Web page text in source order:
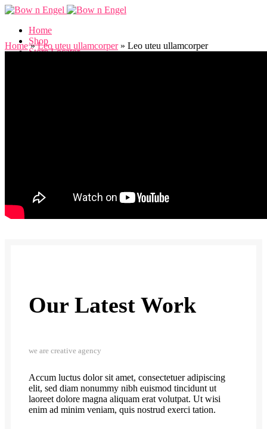
Home
Shop
Store Locator
Home»Leo uteu ullamcorper» Leo uteu ullamcorper
Our Latest Work
we are creative agency
Accum luctus dolor sit amet, consectetuer adipiscing
elit, sed diam nonummy nibh euismod tincidunt ut
laoreet dolore magna aliquam erat volutpat. Ut wisi
enim ad minim veniam, quis nostrud exerci tation.